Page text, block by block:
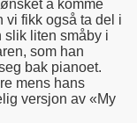
å komme
vi fikk også ta del i
slik liten småby i
som han
bak pianoet.
mens hans
versjon av «My